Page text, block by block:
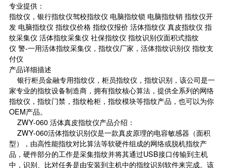
专业提供：
指纹仪，银行指纹仪驾校指纹仪 电脑指纹锁 电脑指纹销 指纹仪开
发 电脑指纹仪 指纹仪价格 指纹仪报价 活体指纹仪 真皮指纹仪 指
纹采集仪 活体指纹采集仪 社保指纹仪 指纹识别仪面积式指纹
仪 警-一用活体指纹采集仪，指纹仪厂家，活体指纹识别仪 指纹支
付仪
产品详细描述
银行柜员金融专用指纹仪，柜员指纹仪，指纹识别，该公司是一
家专业的指纹设备制造商，拥有指纹核心算法，提供全系列的网络
指纹仪，指纹门禁，指纹枪柜，指纹模块等指纹产品，也可以为你
OEM产品。
ZWY-060 活体真皮指纹仪产品介绍：
ZWY-060活体指纹识别仪是一款真皮原理的电容敏感器（面积
型），由高性能指纹对比算法等软硬件组成的网络或脱机指纹产
品，硬件部分的工作是采集指纹并将其通过USB接口传输到主机
中，识别、比对任务是由安装到主机中的指纹识别软件来完成。该